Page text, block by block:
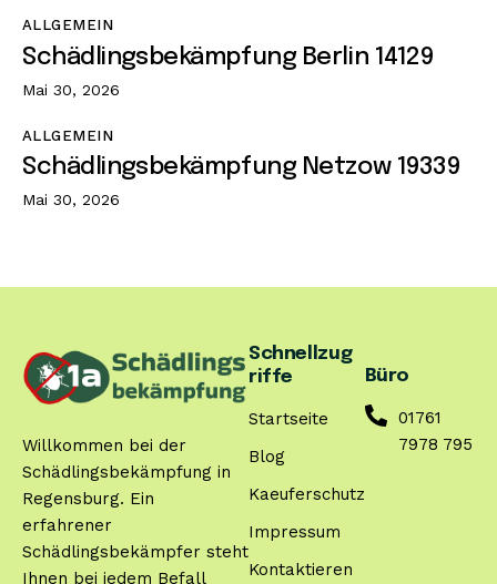
ALLGEMEIN
Schädlingsbekämpfung Berlin 14129
Mai 30, 2026
ALLGEMEIN
Schädlingsbekämpfung Netzow 19339
Mai 30, 2026
Willkommen bei der
Schädlingsbekämpfung in
Regensburg. Ein
erfahrener
Schädlingsbekämpfer steht
Ihnen bei jedem Befall
Schnellzug
riffe
Startseite
Blog
Kaeuferschutz
Impressum
Kontaktieren
Büro
01761
7978 795